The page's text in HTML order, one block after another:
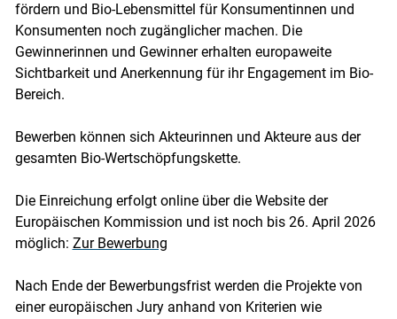
fördern und Bio-Lebensmittel für Konsumentinnen und
Konsumenten noch zugänglicher machen. Die
Gewinnerinnen und Gewinner erhalten europaweite
Sichtbarkeit und Anerkennung für ihr Engagement im Bio-
Bereich.
Bewerben können sich Akteurinnen und Akteure aus der
gesamten Bio-Wertschöpfungskette.
Die Einreichung erfolgt online über die Website der
Europäischen Kommission und ist noch bis 26. April 2026
möglich: Zur Bewerbung
Nach Ende der Bewerbungsfrist werden die Projekte von
einer europäischen Jury anhand von Kriterien wie